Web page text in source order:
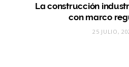
La construcción
con marco
25 JULIO,